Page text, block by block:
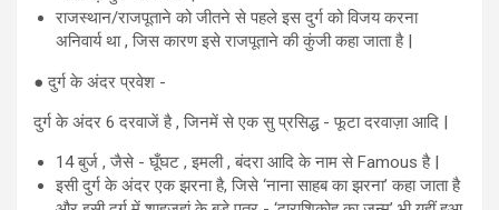
राजस्थान/राजपूताने को जीतने से पहले इस दुर्ग को विजय करना
अनिवार्य था , जिस कारण इसे राजपूताने की कुंजी कहा जाता है |
● दुर्ग के अंदर प्रवेश -
दुर्ग के अंदर 6 दरवाजें है , जिनमें से एक सु प्रसिद्ध - फूटा दरवाज़ा आदि |
14 बुर्ज , जैसे - घूँघट , इमली , बंदरा आदि के नाम से Famous है |
इसी दुर्ग के अंदर एक झरना है, जिसे ‘नाना साहब का झरना’ कहा जाता है